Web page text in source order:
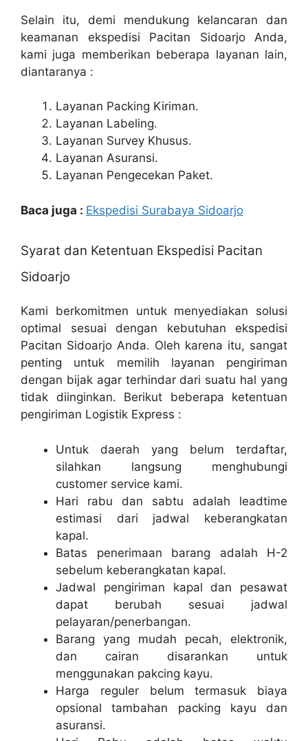
Selain itu, demi mendukung kelancaran dan
keamanan ekspedisi Pacitan Sidoarjo Anda,
kami juga memberikan beberapa layanan lain,
diantaranya :
Layanan Packing Kiriman.
Layanan Labeling.
Layanan Survey Khusus.
Layanan Asuransi.
Layanan Pengecekan Paket.
Baca juga : Ekspedisi Surabaya Sidoarjo
Syarat dan Ketentuan Ekspedisi Pacitan
Sidoarjo
Kami berkomitmen untuk menyediakan solusi
optimal sesuai dengan kebutuhan ekspedisi
Pacitan Sidoarjo Anda. Oleh karena itu, sangat
penting untuk memilih layanan pengiriman
dengan bijak agar terhindar dari suatu hal yang
tidak diinginkan. Berikut beberapa ketentuan
pengiriman Logistik Express :
Untuk daerah yang belum terdaftar,
silahkan langsung menghubungi
customer service kami.
Hari rabu dan sabtu adalah leadtime
estimasi dari jadwal keberangkatan
kapal.
Batas penerimaan barang adalah H-2
sebelum keberangkatan kapal.
Jadwal pengiriman kapal dan pesawat
dapat berubah sesuai jadwal
pelayaran/penerbangan.
Barang yang mudah pecah, elektronik,
dan cairan disarankan untuk
menggunakan pakcing kayu.
Harga reguler belum termasuk biaya
opsional tambahan packing kayu dan
asuransi.